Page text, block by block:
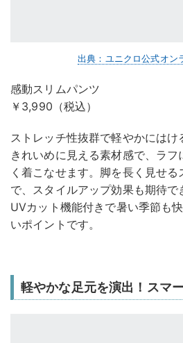
出典：ユニクロ公式オン
感動スリムパンツ
￥3,990（税込）
ストレッチ性抜群で軽やかにはけ
きれいめに見える素材感で、ラ
く着こなせます。脚を長く見せる
で、スタイルアップ効果も期待で
UVカット機能付きで暑い季節も
いポイントです。
軽やかな足元を演出！スマ